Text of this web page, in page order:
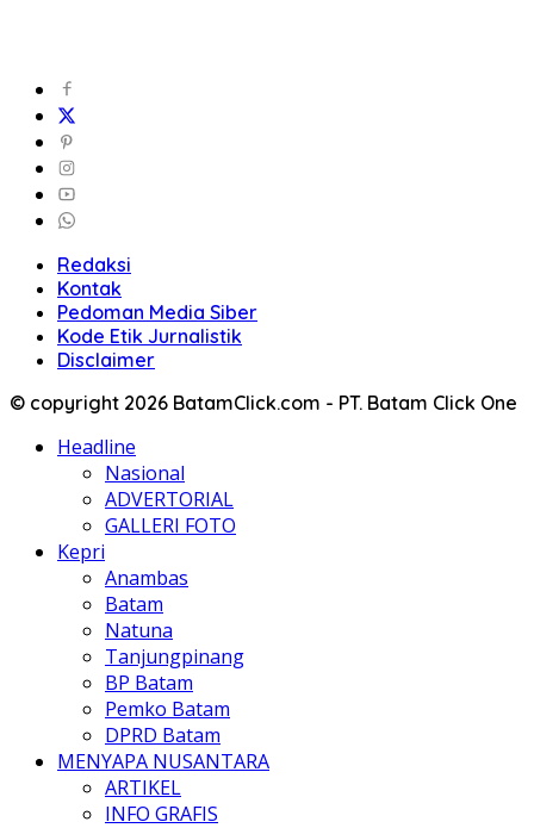
Redaksi
Kontak
Pedoman Media Siber
Kode Etik Jurnalistik
Disclaimer
© copyright 2026 BatamClick.com - PT. Batam Click One
Headline
Nasional
ADVERTORIAL
GALLERI FOTO
Kepri
Anambas
Batam
Natuna
Tanjungpinang
BP Batam
Pemko Batam
DPRD Batam
MENYAPA NUSANTARA
ARTIKEL
INFO GRAFIS